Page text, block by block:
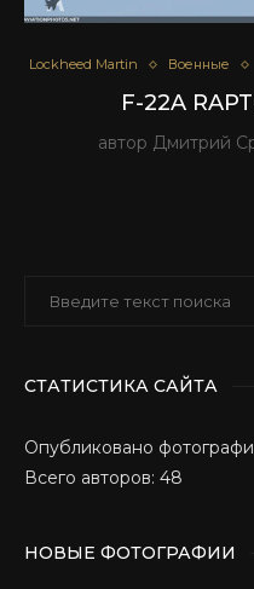
Lockheed Martin Военные
F-22A
автор Дмитрий
СТАТИСТИКА САЙТА
Опубликовано
Всего авторов: 48
НОВЫЕ ФОТОГРАФИИ